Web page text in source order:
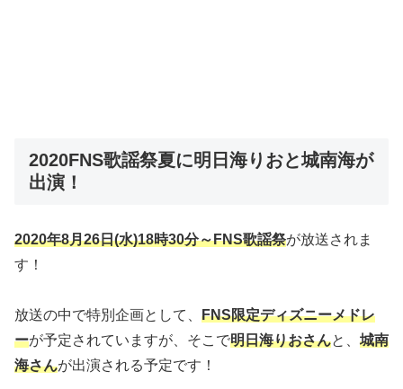
2020FNS歌謡祭夏に明日海りおと城南海が
出演！
2020年8月26日(水)18時30分～FNS歌謡祭が放送されま
す！
放送の中で特別企画として、 FNS限定ディズニーメドレ
ーが予定されていますが、そこで明日海りおさんと、 城南
海さんが出演される予定です！